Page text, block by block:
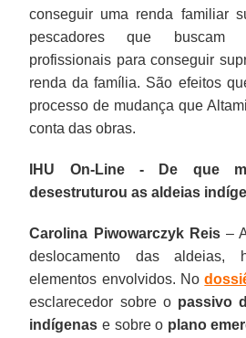
conseguir uma renda familiar
pescadores que buscam
profissionais para conseguir
renda da família. São efeitos
processo de mudança que
conta das obras.
IHU On-Line - De que
desestruturou as aldeias
Carolina Piwowarczyk Reis–
deslocamento das
elementos envolvidos. No
esclarecedor sobre o passivo
indígenas e sobre o plano